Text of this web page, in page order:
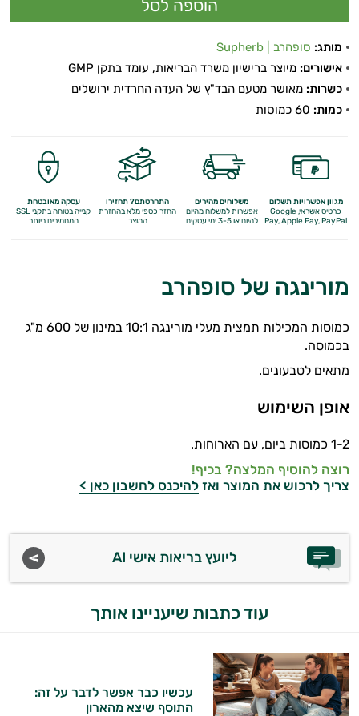
מותג: סופהרב | Supherb
אישורים: מיוצר ברישיון משרד הבריאות, עומד בתקן GMP
כשרות: מאושר מטעם הבד"ץ של העדה החרדית ירושלים
כמות:
מגוון אפשרויות תשלום
כרטיס אשראי, Google
Pay,Apple Pay, PayPal
משלוחים מהירים
אפשרות למשלוח מהיום
להיום או 3-5 ימי עסקים
התחרטתם? תחזירו
החזר כספי מלאבהחזרת
המוצר
עסקה מאובטחת
קנייה בטוחה בתקני SSL
המחמירים ביותר
מורינגה של סופהרב
כמוסות המכילות תמצית מעלי מורינגה 10:1 במינון של 600 מ"ג
בכמוסה.
מתאים לטבעונים.
אופן השימוש
1-2 כמוסות ביום, עם הארוחות.
רוצה להוסיף המלצה? בכיף!
צריך לרכוש את המוצר ואז להיכנס לחשבון כאן >
ליועץ בריאות אישי AI
עוד כתבות שיעניינו אותך
עכשיו כבר אפשר לדבר על זה:
התוסף שיצא מהארון